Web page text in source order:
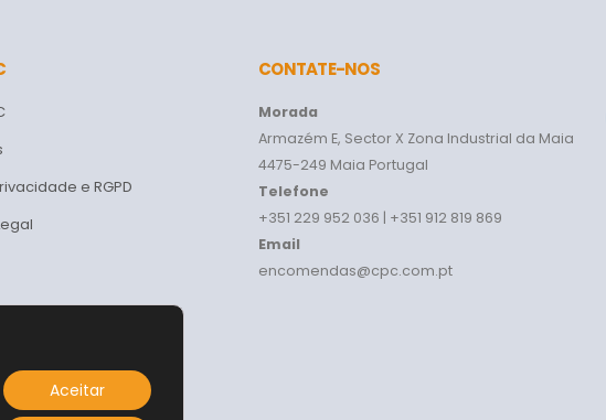
e RGPD
CONTATE-NOS
Morada
Armazém E, Sector X Zona Industrial da Maia
4475-249 Maia Portugal
Telefone
+351 229 952 036 | +351 912 819 869
Email
encomendas@cpc.com.pt
Aceitar